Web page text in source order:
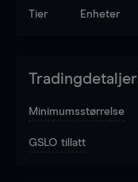
Tier Enheter
Tradingdetaljer
Minimumsstørrelse
GSLO tillatt